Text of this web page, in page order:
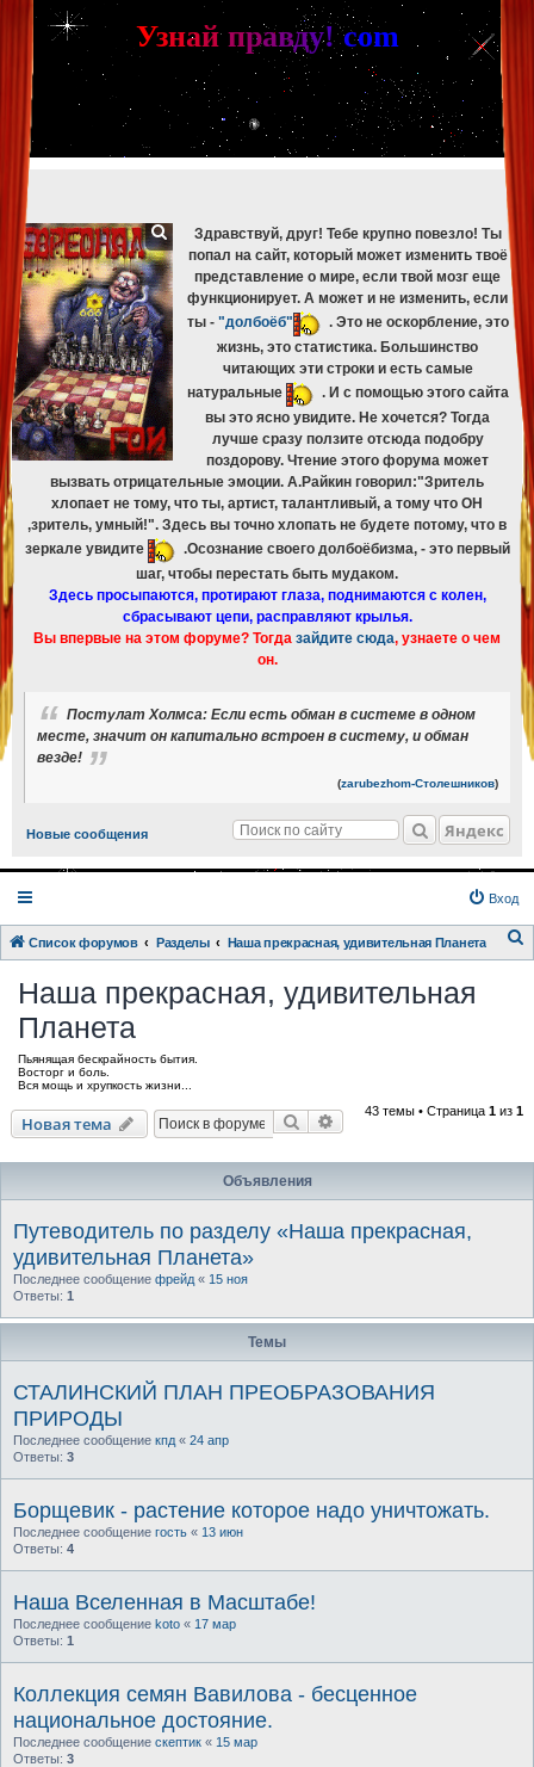
[phpBB Debug] PHP Warning : in file [ROOT]/phpbb/db/driver/mysqli.php
mysqli_fetch_assoc(): Couldn't fetch mysqli_result
[phpBB Debug] PHP Warning: in file[ROOT]/phpbb/db/driver/mysqli.php 329
mysqli_free_result(): Couldn't fetch mysqli_result
[phpBB Debug] PHP Warning
[ROOT]/phpbb/db/driver/mysqli.php on line 265
mysqli_fetch_assoc(): Couldn't fetch mysqli_result
[phpBB Debug] PHP Warning
: in file [ROOT]/phpbb/db/driver/mysqli.php on line329
mysqli_free_result(): Couldn't fetch mysqli_result
[phpBB Debug] PHP Warning: in file [ROOT]/phpbb/db/driver/mysqli.php on line 265
mysqli_fetch_assoc(): Couldn't fetch mysqli_result
[phpBB Debug] PHP Warning
[ROOT]/phpbb/db/driver/mysqli.php on line329:
mysqli_free_result(): Couldn't fetch mysqli_result
Узнай правду! com
Здравствуй, друг! Тебе крупно повезло! Ты
попал на сайт, который может изменить твоё
представление о мире, если твой мозг еще
функционирует. А может и не изменить, если
ты - "долбоёб"
. Это не оскорбление, это
жизнь, это статистика. Большинство
читающих эти строки и есть самые
натуральные
. И с помощью этого сайта
вы это ясно увидите. Не хочется? Тогда
лучше сразу ползите отсюда подобру
поздорову. Чтение этого форума может
вызвать отрицательные эмоции. А.Райкин говорил:"Зритель
хлопает не тому, что ты, артист, талантливый, а тому что ОН
,зритель, умный!". Здесь вы точно хлопать не будете потому, что в
зеркале увидите
.Осознание своего долбоёбизма, - это первый
шаг, чтобы перестать быть мудаком.
Здесь просыпаются, протирают глаза, поднимаются с колен,
сбрасывают цепи, расправляют крылья.
Вы впервые на этом форуме? Тогда зайдите сюда, узнаете о чем
он.
Постулат Холмса: Если есть обман в системе в одном
месте, значит он капитально встроен в систему, и обман
везде!
(zarubezhom-Столешников)
Новые сообщения Яндекс
Вход
Список форумов Разделы Наша прекрасная, удивительная Планета
Наша прекрасная, удивительная
Планета
Пьянящая бескрайность бытия.
Восторг и боль.
Вся мощь и хрупкость жизни...
Новая тема Поиск Расширенный поиск
43 темы • Страница 1 из 1
Объявления
Путеводитель по разделу «Наша прекрасная,
удивительная Планета»
Последнее сообщение фрейд « 15 ноя
Ответы: 1
Темы
СТАЛИНСКИЙ ПЛАН ПРЕОБРАЗОВАНИЯ
ПРИРОДЫ
Последнее сообщение кпд « 24 апр
Ответы: 3
Борщевик - растение которое надо уничтожать.
Последнее сообщение гость « 13 июн
Ответы: 4
Наша Вселенная в Масштабе!
Последнее сообщение koto « 17 мар
Ответы: 1
Коллекция семян Вавилова - бесценное
национальное достояние.
Последнее сообщение скептик « 15 мар
Ответы: 3